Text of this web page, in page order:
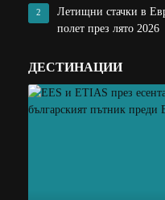
2
Летищни стачки в
полет през лято 2026
ДЕСТИНАЦИИ